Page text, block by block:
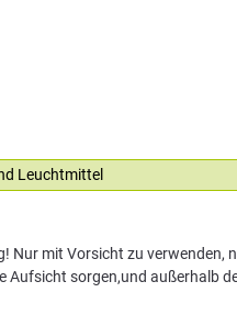
Leuchtmittel
mit Vorsicht zu
sorgen,und außerhalb